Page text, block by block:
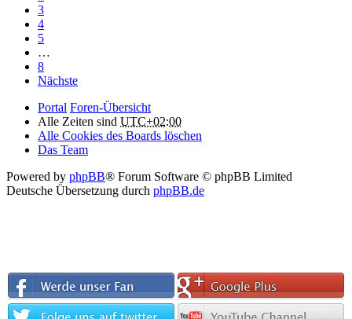
3
4
5
…
8
Nächste
Portal Foren-Übersicht
Alle Zeiten sind UTC+02:00
Alle Cookies des Boards löschen
Das Team
Powered by phpBB® Forum Software © phpBB Limited
Deutsche Übersetzung durch phpBB.de